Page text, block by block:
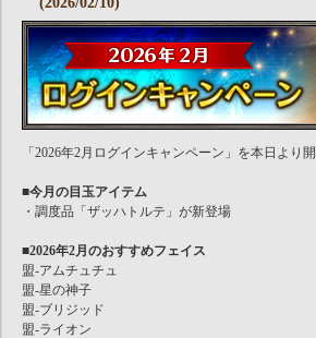
「2026年2月ログインキャンペーン」を本日より
■今月の目玉アイテム
・調度品「ザッハトルテ」が新登場
■2026年2月のおすすめフェイス
盟-アムチュチュ
盟-星の神子
盟-ブリジッド
盟-ライオン